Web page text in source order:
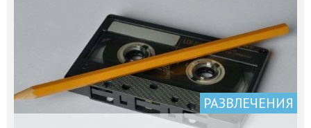
РАЗВЛЕЧЕНИЯ